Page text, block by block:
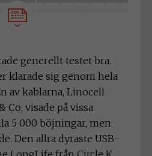
generellt testet bra.
klarade sig genom hela
av kablarna, Linocell
Co, visade på vissa
5 000 böjningar, men
Den allra dyraste USB-